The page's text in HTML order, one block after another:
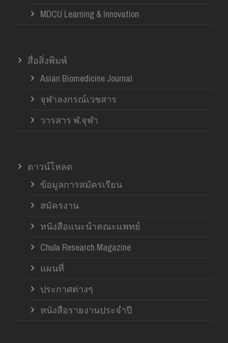
MDCU Learning & Innovation
สื่อสิ่งพิมพ์
Asian Biomedicine Journal
จุฬาลงกรณ์เวชสาร
วารสาร ฬ.จุฬา
ดาวน์โหลด
ข้อมูลการสมัครเรียน
สมัครงาน
หนังสือแนะนำคณะแพทย์
Chula Research Magazine
แผนที่
ประกาศต่างๆ
หนังสือรายงานประจำปี